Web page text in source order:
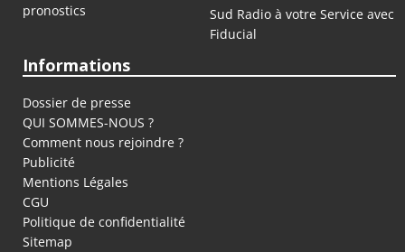
pronostics
Sud Radio à votre Service avec
Fiducial
Informations
Dossier de presse
QUI SOMMES-NOUS ?
Comment nous rejoindre ?
Publicité
Mentions Légales
CGU
Politique de confidentialité
Sitemap